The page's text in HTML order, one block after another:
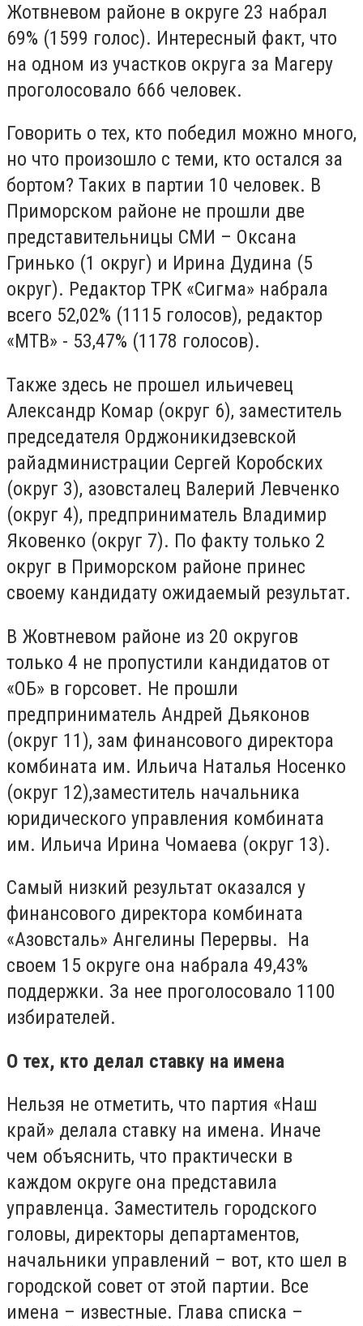
Жотвневом районе в округе 23 набрал
69% (1599 голос). Интересный факт, что
на одном из участков округа за Магеру
проголосовало 666 человек.
Говорить о тех, кто победил можно много,
но что произошло с теми, кто остался за
бортом? Таких в партии 10 человек. В
Приморском районе не прошли две
представительницы СМИ – Оксана
Гринько (1 округ) и Ирина Дудина (5
округ). Редактор ТРК «Сигма» набрала
всего 52,02% (1115 голосов), редактор
«МТВ» - 53,47% (1178 голосов).
Также здесь не прошел ильичевец
Александр Комар (округ 6), заместитель
председателя Орджоникидзевской
райадминистрации Сергей Коробских
(округ 3), азовсталец Валерий Левченко
(округ 4), предприниматель Владимир
Яковенко (округ 7). По факту только 2
округ в Приморском районе принес
своему кандидату ожидаемый результат.
В Жовтневом районе из 20 округов
только 4 не пропустили кандидатов от
«ОБ» в горсовет. Не прошли
предприниматель Андрей Дьяконов
(округ 11), зам финансового директора
комбината им. Ильича Наталья Носенко
(округ 12),заместитель начальника
юридического управления комбината
им. Ильича Ирина Чомаева (округ 13).
Самый низкий результат оказался у
финансового директора комбината
«Азовсталь» Ангелины Перервы. На
своем 15 округе она набрала 49,43%
поддержки. За нее проголосовало 1100
избирателей.
О тех, кто делал ставку на имена
Нельзя не отметить, что партия «Наш
край» делала ставку на имена. Иначе
чем объяснить, что практически в
каждом округе она представила
управленца. Заместитель городского
головы, директоры департаментов,
начальники управлений – вот, кто шел в
городской совет от этой партии. Все
имена – известные. Глава списка –